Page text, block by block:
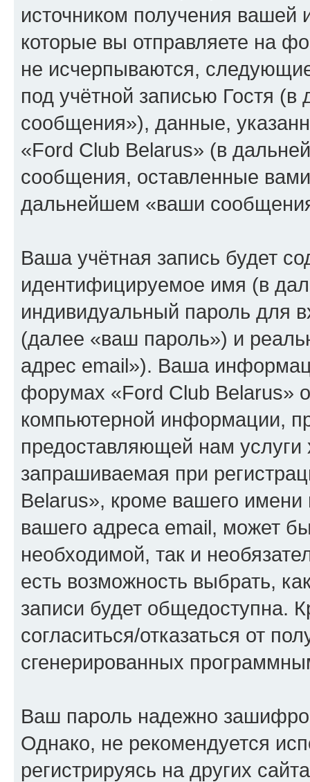
источником получения
которые вы отправляете на
не исчерпываются,
под учётной записью Гостя
сообщения»), данные,
«Ford Club Belarus» (в
сообщения, оставленные
дальнейшем «ваши
Ваша учётная запись будет
идентифицируемое имя (в
индивидуальный пароль для
(далее «ваш пароль») и
адрес email»). Ваша
форумах «Ford Club Belarus»
компьютерной информации,
предоставляющей нам
запрашиваемая при
Belarus», кроме вашего имени
вашего адреса email, может
необходимой, так и
есть возможность выбрать,
записи будет общедоступна.
согласиться/отказаться от
сгенерированных
Ваш пароль надежно
Однако, не рекомендуется
регистрируясь на других